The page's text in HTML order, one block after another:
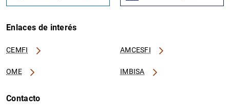
Enlaces de interés
CEMFI AMCESFI
OME IMBISA
Contacto